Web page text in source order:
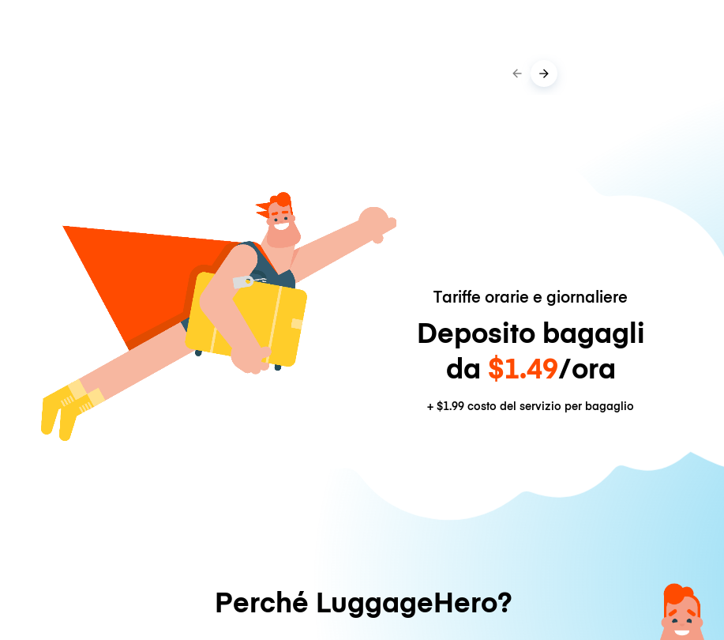
Tariffe orarie e giornaliere
Deposito bagagli
da $1.49/ora
+ $1.99 costo del servizio per bagaglio
Perché LuggageHero?